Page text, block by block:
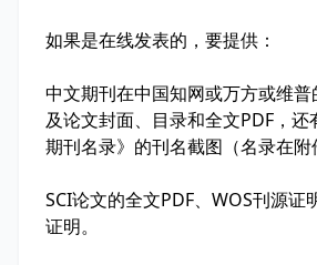
如果是在线发表的，要提供：
中文期刊在中国知网或万方或维
及论文封面、目录和全文PDF，
期刊名录》的刊名截图（名录在附
SCI论文的全文PDF、WOS刊源
证明。